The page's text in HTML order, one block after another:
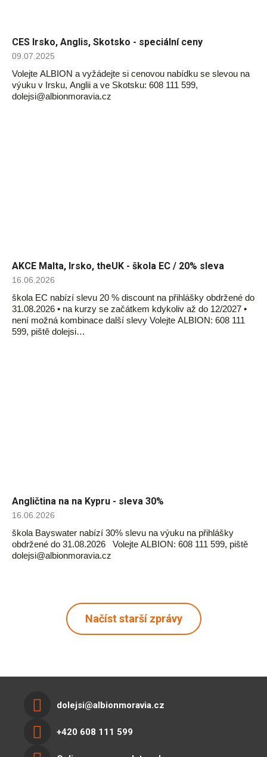
CES Irsko, Anglis, Skotsko - speciální ceny
09.07.2025
Volejte ALBION a vyžádejte si cenovou nabídku se slevou na
výuku v Irsku, Anglii a ve Skotsku: 608 111 599,
dolejsi@albionmoravia.cz
AKCE Malta, Irsko, theUK - škola EC / 20% sleva
16.06.2026
škola EC nabízí slevu 20 % discount na přihlášky obdržené do
31.08.2026 • na kurzy se začátkem kdykoliv až do 12/2027 •
není možná kombinace další slevy Volejte ALBION: 608 111
599, piště dolejsi…
Angličtina na na Kypru - sleva 30%
16.06.2026
škola Bayswater nabízí 30% slevu na výuku na přihlášky
obdržené do 31.08.2026 Volejte ALBION: 608 111 599, piště
dolejsi@albionmoravia.cz
Načíst starší zprávy
dolejsi@albionmoravia.cz
+420 608 111 599